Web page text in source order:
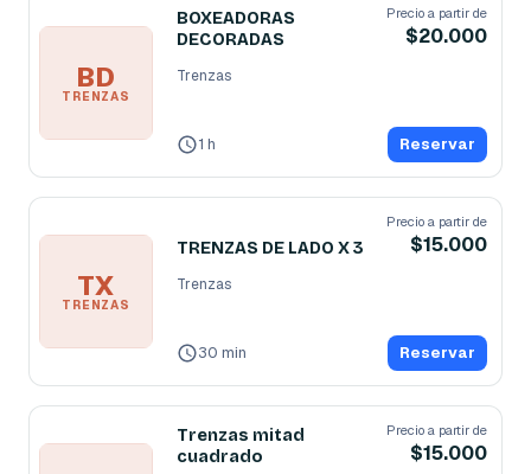
BD
TRENZAS
BOXEADORAS
DECORADAS
Precio a partir de
$20.000
Trenzas
1 h Reservar
TX
TRENZAS
TRENZAS DE LADO X 3
Precio a partir de
$15.000
Trenzas
30 min Reservar
Trenzas mitad
cuadrado
Precio a partir de
$15.000